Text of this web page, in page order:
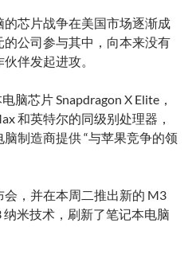
芯片战争在美国市场逐渐成
公司参与其中，向本来没有
伴发起进攻。
脑芯片 Snapdragon X Elite，
和英特尔的同级别处理器，
制造商提供 “与苹果竞争的领
，并在本周二推出新的 M3
米技术，刷新了笔记本电脑